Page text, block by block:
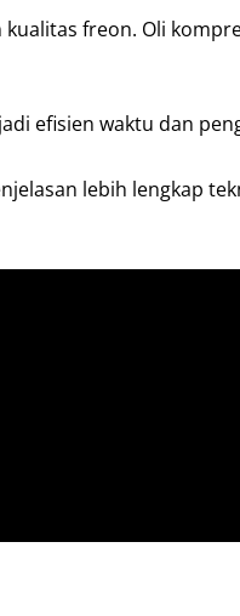
freon. Oli
efisien waktu dan
lebih lengkap